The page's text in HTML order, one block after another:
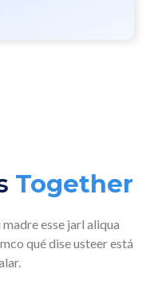
Together
esse jarl aliqua
qué dise usteer está